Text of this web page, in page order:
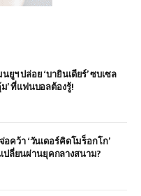
ฯ ปล่อย ‘บายินเดียร์’ ซบเซล
’ ที่แฟนบอลต้องรู้!
อคว้า ‘วันเดอร์คิดโมร็อกโก’
ลี่ยนผ่านยุคกลางสนาม?